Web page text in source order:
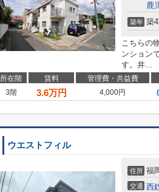
鹿
築年 築
こちらの
ンション
す。井...
所在階 賃料 管理費・共益費
3階
3.6万円 4,000円
ウエストフィル
住所 福
交通 西